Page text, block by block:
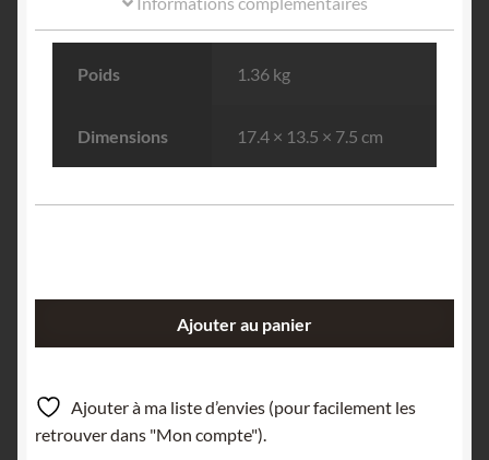
Poids 1.36 kg
Dimensions 17.4 × 13.5 × 7.5 cm
sur
cristaux
de
Ajouter au panier
Ajouter à ma liste d’envies (pour facilement les
retrouver dans "Mon compte").